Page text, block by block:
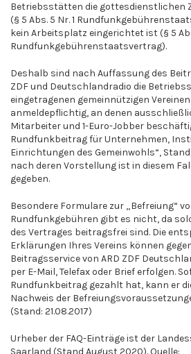
Betriebsstätten die gottesdienstlichen
(§ 5 Abs. 5 Nr. 1
kein Arbeitsplatz eingerichtet ist (§ 5
Rundfunkgebührenstaatsvertrag).
Deshalb sind nach Auffassung des
ZDF und Deutschlandradio die
eingetragenen gemeinnützigen
anmeldepflichtig, an denen
Mitarbeiter und 1-Euro-Jobber
Rundfunkbeitrag für Unternehmen,
Einrichtungen des Gemeinwohls“, Stand,
nach deren Vorstellung ist in diesem
gegeben.
Besondere Formulare zur „Befreiung“
Rundfunkgebühren gibt es nicht, da
des Vertrages beitragsfrei sind. Die
Erklärungen Ihres Vereins können
Beitragsservice von ARD ZDF
per E-Mail, Telefax oder Brief erfolgen.
Rundfunkbeitrag gezahlt hat, kann er
Nachweis der
(Stand: 21.08.2017)
Urheber der FAQ-Einträge ist der
Saarland (Stand August 2020). Quelle: